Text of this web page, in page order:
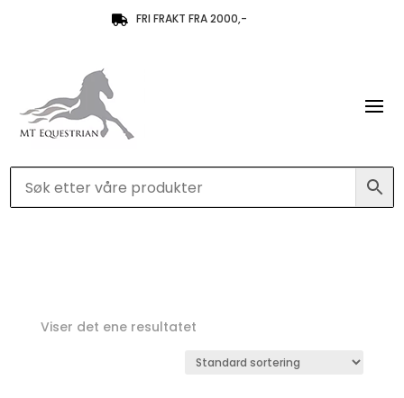
 FRI FRAKT FRA 2000,-
Viser det ene resultatet